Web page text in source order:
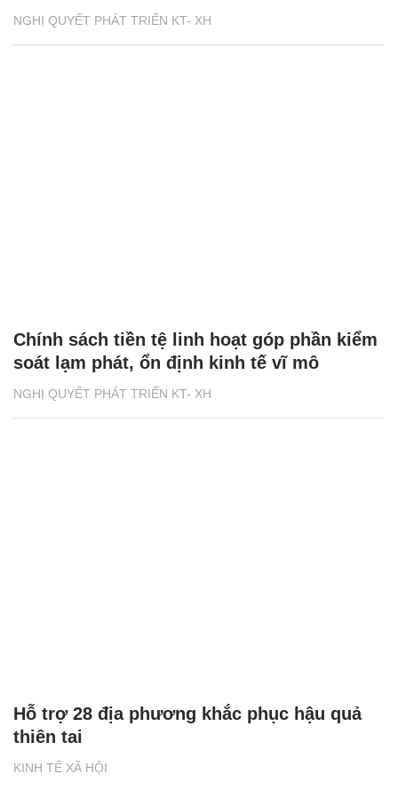
NGHỊ QUYẾT PHÁT TRIỂN KT- XH
NGHỊ QUYẾT PHÁT TRIỂN KT- XH
Chính sách tiền tệ linh hoạt góp phần kiểm
soát lạm phát, ổn định kinh tế vĩ mô
KINH TẾ XÃ HỘI
Hỗ trợ 28 địa phương khắc phục hậu quả
thiên tai